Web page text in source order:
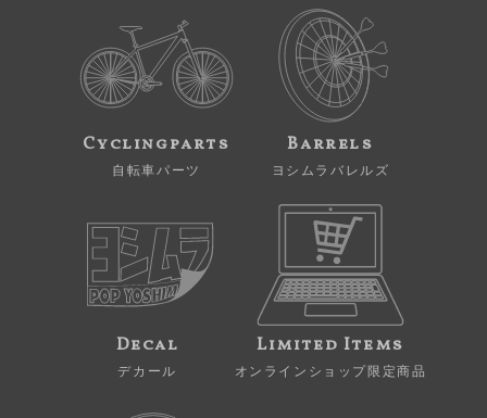
Cyclingparts
自転車パーツ
Barrels
ヨシムラバレルズ
Decal
デカール
Limited Items
オンラインショップ限定商品